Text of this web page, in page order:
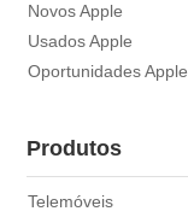
Novos Apple
Usados Apple
Oportunidades Apple
Produtos
Telemóveis